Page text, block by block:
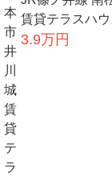
賃貸テラスハ
3.9万円